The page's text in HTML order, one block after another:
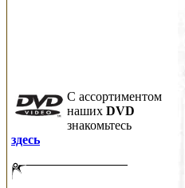
C ассортиментом
наших DVD
знакомьтесь
здесь